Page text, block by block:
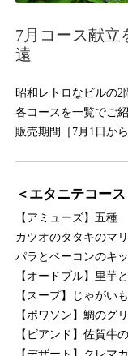
7月コース献立
遠
昭和レトロなビルの2
各コースを一覧でご
販売期間［7月1日か
＜エタニテコー
【アミューズ】五種
カツオのタタキのマ
パラとベーコンのキ
【オードブル】里芋
【スープ】じゃがい
【ポワソン】鯛のグ
【ビアンド】佐賀牛